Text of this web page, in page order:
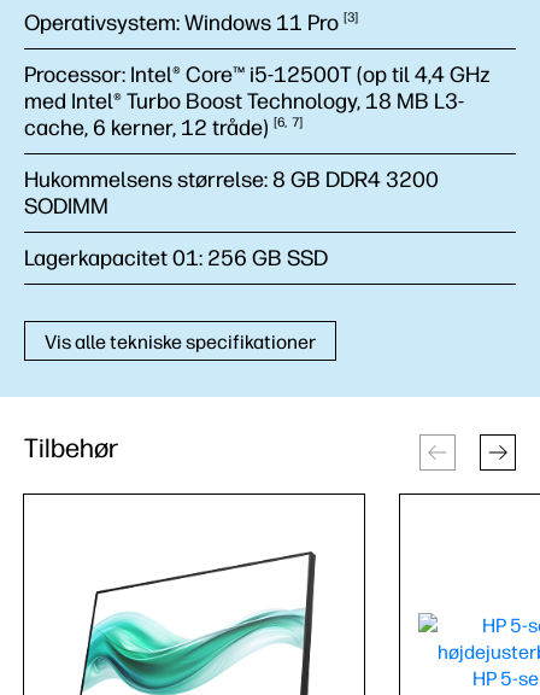
Operativsystem:Windows 11 Pro 3
Processor: Intel® Core™ i5-12500T (op til 4,4 GHz
med Intel® Turbo Boost Technology, 18 MB L3-
cache, 6 kerner, 12 tråde) 6 7
Hukommelsens størrelse:8 GB DDR4 3200
SODIMM
Lagerkapacitet 01: 256 GB SSD
Vis alle tekniske specifikationer
Tilbehør